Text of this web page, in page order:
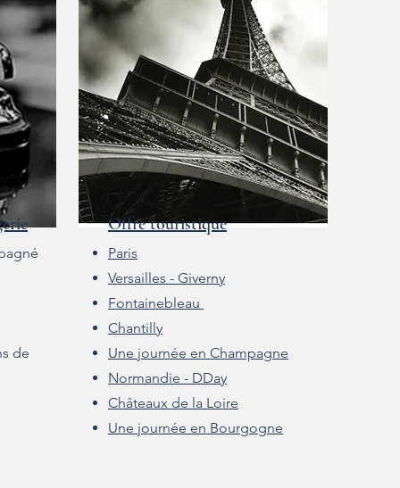
de
Offre touristique
Paris
Versailles - Giverny
Fontainebleau
Chantilly
Une journée en Champagne
Normandie - DDay
Châteaux de la Loire
Une journée en Bourgogne